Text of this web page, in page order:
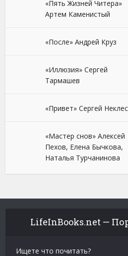
«Пять Жизней Читера»
Артем Каменистый
«После» Андрей Круз
«Иллюзия» Сергей
Тармашев
«Привет» Сергей
«Мастер снов» Алексей
Пехов, Елена Бычкова,
Наталья Турчанинова
LifeInBooks.net —
Ищете что почитать?